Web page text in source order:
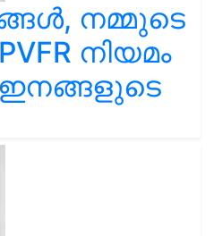
നമ്മുടെ
നിയമം